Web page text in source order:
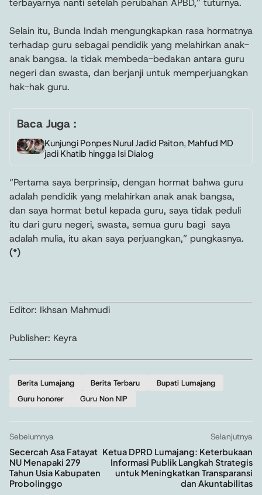
terbayarnya nanti setelah perubahan APBD,” tuturnya.
Selain itu, Bunda Indah mengungkapkan rasa hormatnya
terhadap guru sebagai pendidik yang melahirkan anak-
anak bangsa. Ia tidak membeda-bedakan antara guru
negeri dan swasta, dan berjanji untuk memperjuangkan
hak-hak guru.
Baca Juga :
Kunjungi Ponpes Nurul Jadid Paiton, Mahfud MD
jadi Khatib hingga Isi Dialog
“Pertama saya berprinsip, dengan hormat bahwa guru
adalah pendidik yang melahirkan anak anak bangsa,
dan saya hormat betul kepada guru, saya tidak peduli
itu dari guru negeri, swasta, semua guru bagi saya
adalah mulia, itu akan saya perjuangkan,” pungkasnya.
(*)
Editor: Ikhsan Mahmudi
Publisher: Keyra
Berita Lumajang Berita Terbaru
Bupati Lumajang
Guru honorer
Guru Non NIP
Sebelumnya
Secercah Asa Fatayat
NU Menapaki 279
Tahun Usia Kabupaten
Probolinggo
Selanjutnya
Ketua DPRD Lumajang: Keterbukaan
Informasi Publik Langkah Strategis
untuk Meningkatkan Transparansi
dan Akuntabilitas